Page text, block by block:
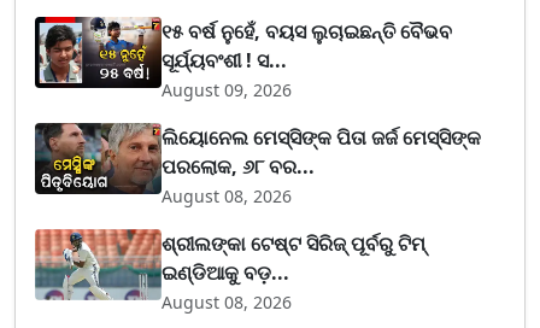
୧୫ ବର୍ଷ ନୁହେଁ, ବୟସ ଲୁଚାଇଛନ୍ତି ବୈଭବ
ସୂର୍ଯ୍ୟବଂଶୀ ! ସ...
August 09, 2026
ଲିୟୋନେଲ ମେସ୍ସିଙ୍କ ପିତା ଜର୍ଜ ମେସ୍ସିଙ୍କ
ପରଲୋକ, ୬୮ ବର...
August 08, 2026
ଶ୍ରୀଲଙ୍କା ଟେଷ୍ଟ ସିରିଜ୍‌ ପୂର୍ବରୁ ଟିମ୍‌
ଇଣ୍ଡିଆକୁ ବଡ଼...
August 08, 2026